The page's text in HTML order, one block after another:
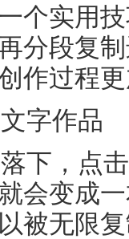
个实用
分段复
作过程
字作品
下，点
会变成
被无限